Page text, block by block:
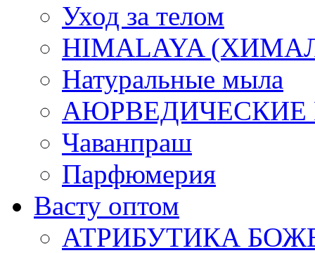
Уход за телом
HIMALAYA
Натуральные мыла
Чаванпраш
Парфюмерия
Васту оптом
АТРИБУТИКА